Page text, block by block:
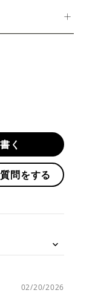
く
問をする
02/20/2026